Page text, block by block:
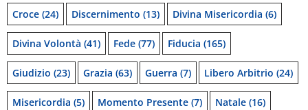
Croce (24) Discernimento (13) Divina Misericordia (6)
Divina Volontà (41) Fede (77) Fiducia (165)
Giudizio (23) Grazia (63) Guerra (7) Libero Arbitrio (24)
Misericordia (5) Momento Presente (7) Natale (16)